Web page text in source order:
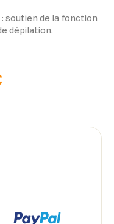
soutien de la fonction
dépilation.